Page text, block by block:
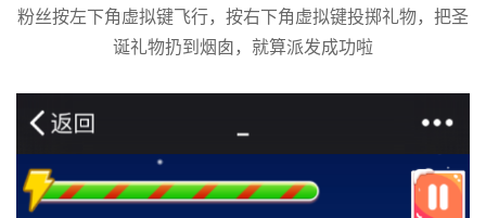
粉丝按左下角虚拟键飞行，按右下角虚拟键投掷礼物，把圣
诞礼物扔到烟囱，就算派发成功啦